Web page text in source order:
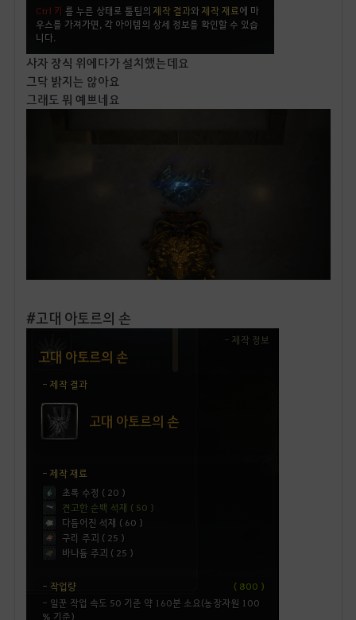
사자 장식 위에다가 설치했는데요
그닥 밝지는 않아요
그래도 뭐 예쁘네요
#고대 아토르의 손